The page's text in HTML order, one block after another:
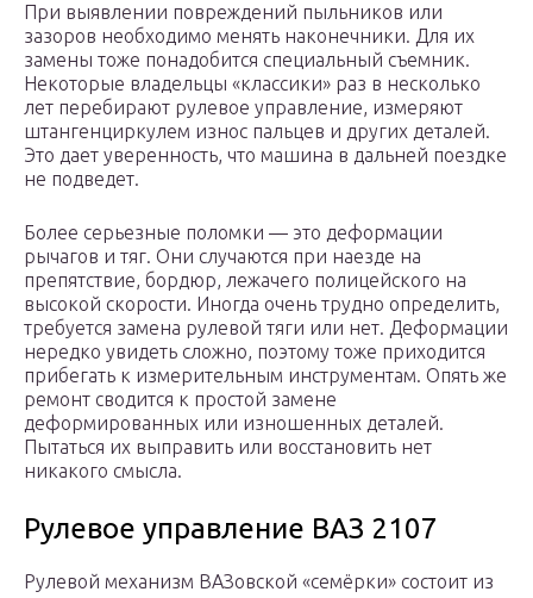
При выявлении повреждений пыльников или
зазоров необходимо менять наконечники. Для их
замены тоже понадобится специальный съемник.
Некоторые владельцы «классики» раз в несколько
лет перебирают рулевое управление, измеряют
штангенциркулем износ пальцев и других деталей.
Это дает уверенность, что машина в дальней поездке
не подведет.
Более серьезные поломки — это деформации
рычагов и тяг. Они случаются при наезде на
препятствие, бордюр, лежачего полицейского на
высокой скорости. Иногда очень трудно определить,
требуется замена рулевой тяги или нет. Деформации
нередко увидеть сложно, поэтому тоже приходится
прибегать к измерительным инструментам. Опять же
ремонт сводится к простой замене
деформированных или изношенных деталей.
Пытаться их выправить или восстановить нет
никакого смысла.
Рулевое управление ВАЗ 2107
Рулевой механизм ВАЗовской «семёрки» состоит из